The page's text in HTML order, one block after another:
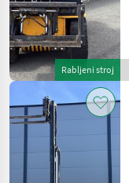
Rabljeni stroj